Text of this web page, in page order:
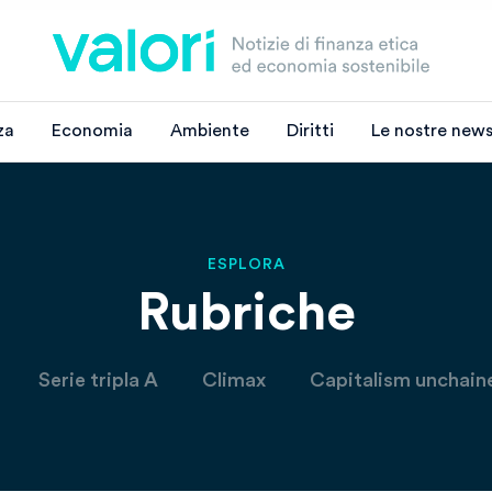
Economia Ambiente Diritti Le nostre
ESPLORA
Rubriche
Serie tripla A Climax Capitalism